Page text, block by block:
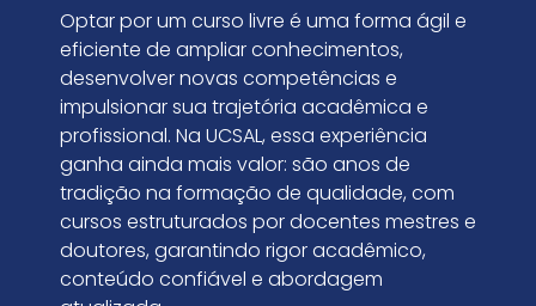
Optar por um curso livre é uma forma ágil e
eficiente de ampliar conhecimentos,
desenvolver novas competências e
impulsionar sua trajetória acadêmica e
profissional. Na UCSAL, essa experiência
ganha ainda mais valor: são anos de
tradição na formação de qualidade, com
cursos estruturados por docentes mestres e
doutores, garantindo rigor acadêmico,
conteúdo confiável e abordagem